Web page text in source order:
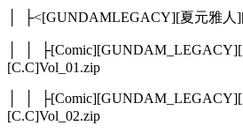
│ ├<[GUNDAMLEGACY][夏元雅人
│ │
[C.C]Vol_01.zip
│ │
[C.C]Vol_02.zip